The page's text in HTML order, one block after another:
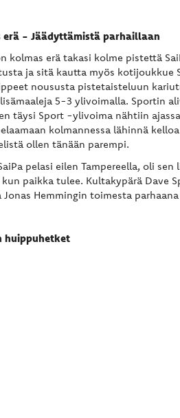
erä - Jäädyttämistä parhaillaan
kolmas erä takasi kolme pistettä
ja sitä kautta myös kotijoukkue
noususta pistetaisteluun
5-3 ylivoimalla. Sportin
täysi Sport -ylivoima nähtiin
kolmannessa lähinnä
ollen tänään parempi.
pelasi eilen Tampereella, oli
kun paikka tulee. Kultakypärä
Jonas Hemmingin toimesta
huippuhetket